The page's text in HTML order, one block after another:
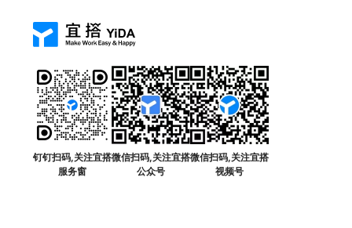
钉钉扫码,关注宜搭
服务窗
微信扫码,关注宜搭
公众号
微信扫码,关注宜搭
视频号